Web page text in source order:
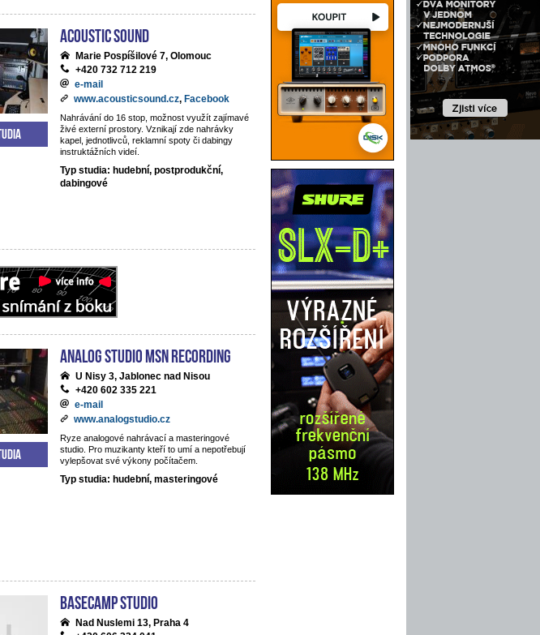
Acoustic Sound
Marie Pospíšilové 7, Olomouc
+420 732 712 219
e-mail
www.acousticsound.cz, Facebook
Nahrávání do 16 stop, možnost využít zajímavé
živé externí prostory. Vznikají zde nahrávky
kapel, jednotlivců, reklamní spoty či dabingy
instruktážních videí.
Typ studia: hudební, postprodukční,
dabingové
analog studio MSN recording
U Nisy 3, Jablonec nad Nisou
+420 602 335 221
e-mail
www.analogstudio.cz
Ryze analogové nahrávací a masteringové
studio. Pro muzikanty kteří to umí a nepotřebují
vylepšovat své výkony počítačem.
Typ studia: hudební, masteringové
BaseCamp studio
Nad Nuslemi 13, Praha 4